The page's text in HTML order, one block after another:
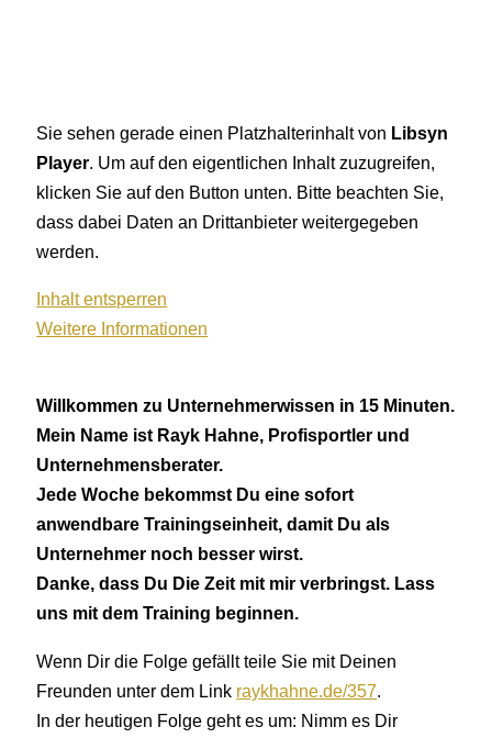
Sie sehen gerade einen Platzhalterinhalt von Libsyn
Player. Um auf den eigentlichen Inhalt zuzugreifen,
klicken Sie auf den Button unten. Bitte beachten Sie,
dass dabei Daten an Drittanbieter weitergegeben
werden.
Inhalt entsperren
Weitere Informationen
Willkommen zu Unternehmerwissen in 15 Minuten.
Mein Name ist Rayk Hahne, Profisportler und
Unternehmensberater.
Jede Woche bekommst Du eine sofort
anwendbare Trainingseinheit, damit Du als
Unternehmer noch besser wirst.
Danke, dass Du Die Zeit mit mir verbringst. Lass
uns mit dem Training beginnen.
Wenn Dir die Folge gefällt teile Sie mit Deinen
Freunden unter dem Link raykhahne.de/357.
In der heutigen Folge geht es um: Nimm es Dir